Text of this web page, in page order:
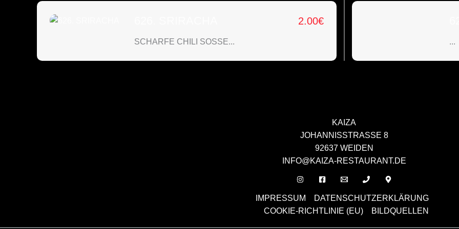
2.00€
SCHARFE CHILI SOSSE... ...
KAIZA
JOHANNISSTRASSE 8
92637 WEIDEN
INFO@KAIZA-RESTAURANT.DE
IMPRESSUM
DATENSCHUTZERKLÄRUNG
COOKIE-RICHTLINIE (EU)
BILDQUELLEN